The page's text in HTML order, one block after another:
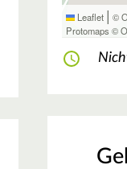
Leaflet | ©
Protomaps ©